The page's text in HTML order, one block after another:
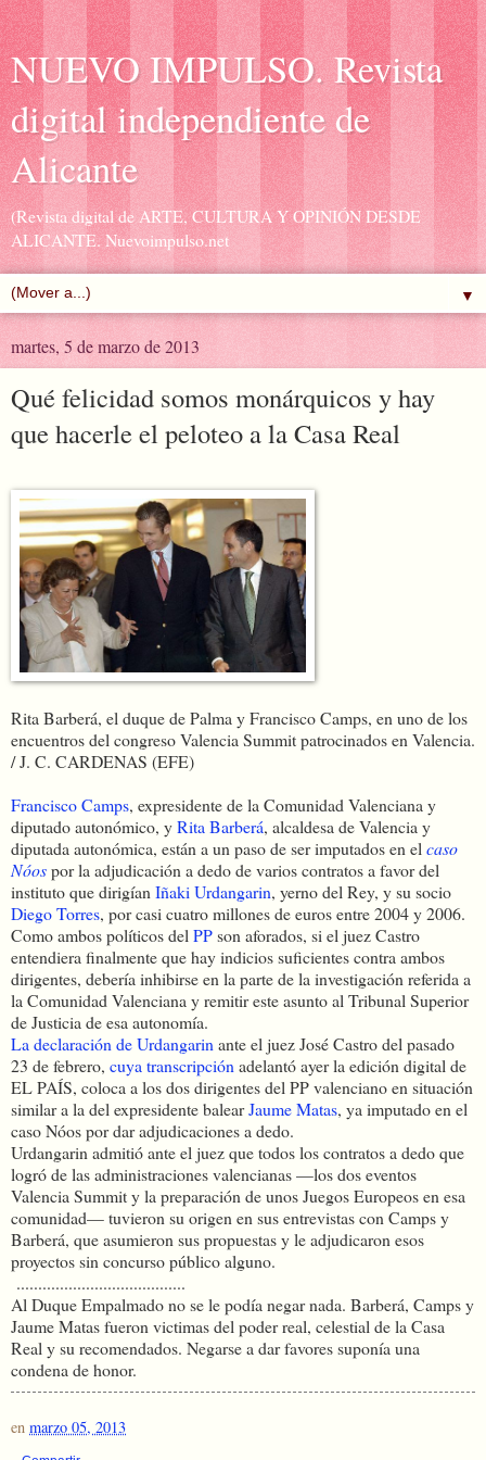
NUEVO IMPULSO. Revista
digital independiente de
Alicante
(Revista digital de ARTE, CULTURA Y OPINIÓN DESDE
ALICANTE. Nuevoimpulso.net
▼
martes, 5 de marzo de 2013
Qué felicidad somos monárquicos y hay
que hacerle el peloteo a la Casa Real
Rita Barberá, el duque de Palma y Francisco Camps, en uno de los
encuentros del congreso Valencia Summit patrocinados en Valencia.
/J. C. CARDENAS (EFE)
Francisco Camps, expresidente de la Comunidad Valenciana y
diputado autonómico, yRita Barberá, alcaldesa de Valencia y
diputada autonómica, están a un paso de ser imputados en el caso
Nóospor la adjudicación a dedo de varios contratos a favor del
instituto que dirigían Iñaki Urdangarin, yerno del Rey, y su socio
Diego Torres, por casi cuatro millones de euros entre 2004 y 2006.
Como ambos políticos del PPson aforados, si el juez Castro
entendiera finalmente que hay indicios suficientes contra ambos
dirigentes, debería inhibirse en la parte de la investigación referida a
la Comunidad Valenciana y remitir este asunto al Tribunal Superior
de Justicia de esa autonomía.
La declaración de Urdangarin ante el juez José Castro del pasado
23 de febrero, cuya transcripción adelantó ayer la edición digital de
EL PAÍS, coloca a los dos dirigentes del PP valenciano en situación
similar a la del expresidente balearJaume Matas, ya imputado en el
caso Nóos por dar adjudicaciones a dedo.
Urdangarin admitió ante el juez que todos los contratos a dedo que
logró de las administraciones valencianas —los dos eventos
Valencia Summit y la preparación de unos Juegos Europeos en esa
comunidad— tuvieron su origen en sus entrevistas con Camps y
Barberá, que asumieron sus propuestas y le adjudicaron esos
proyectos sin concurso público alguno.
.......................................
Al Duque Empalmado no se le podía negar nada. Barberá, Camps y
Jaume Matas fueron victimas del poder real, celestial de la Casa
Real y su recomendados. Negarse a dar favores suponía una
condena de honor.
en marzo 05, 2013